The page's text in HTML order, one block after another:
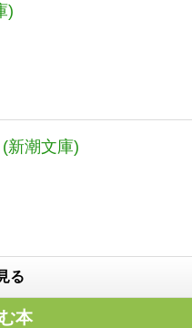
)
新潮文庫)
る
本